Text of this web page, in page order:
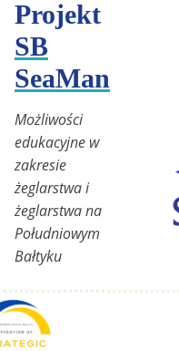
Projekt
SB
SeaMan
Możliwości
edukacyjne w
zakresie
żeglarstwa i
żeglarstwa na
Południowym
Bałtyku